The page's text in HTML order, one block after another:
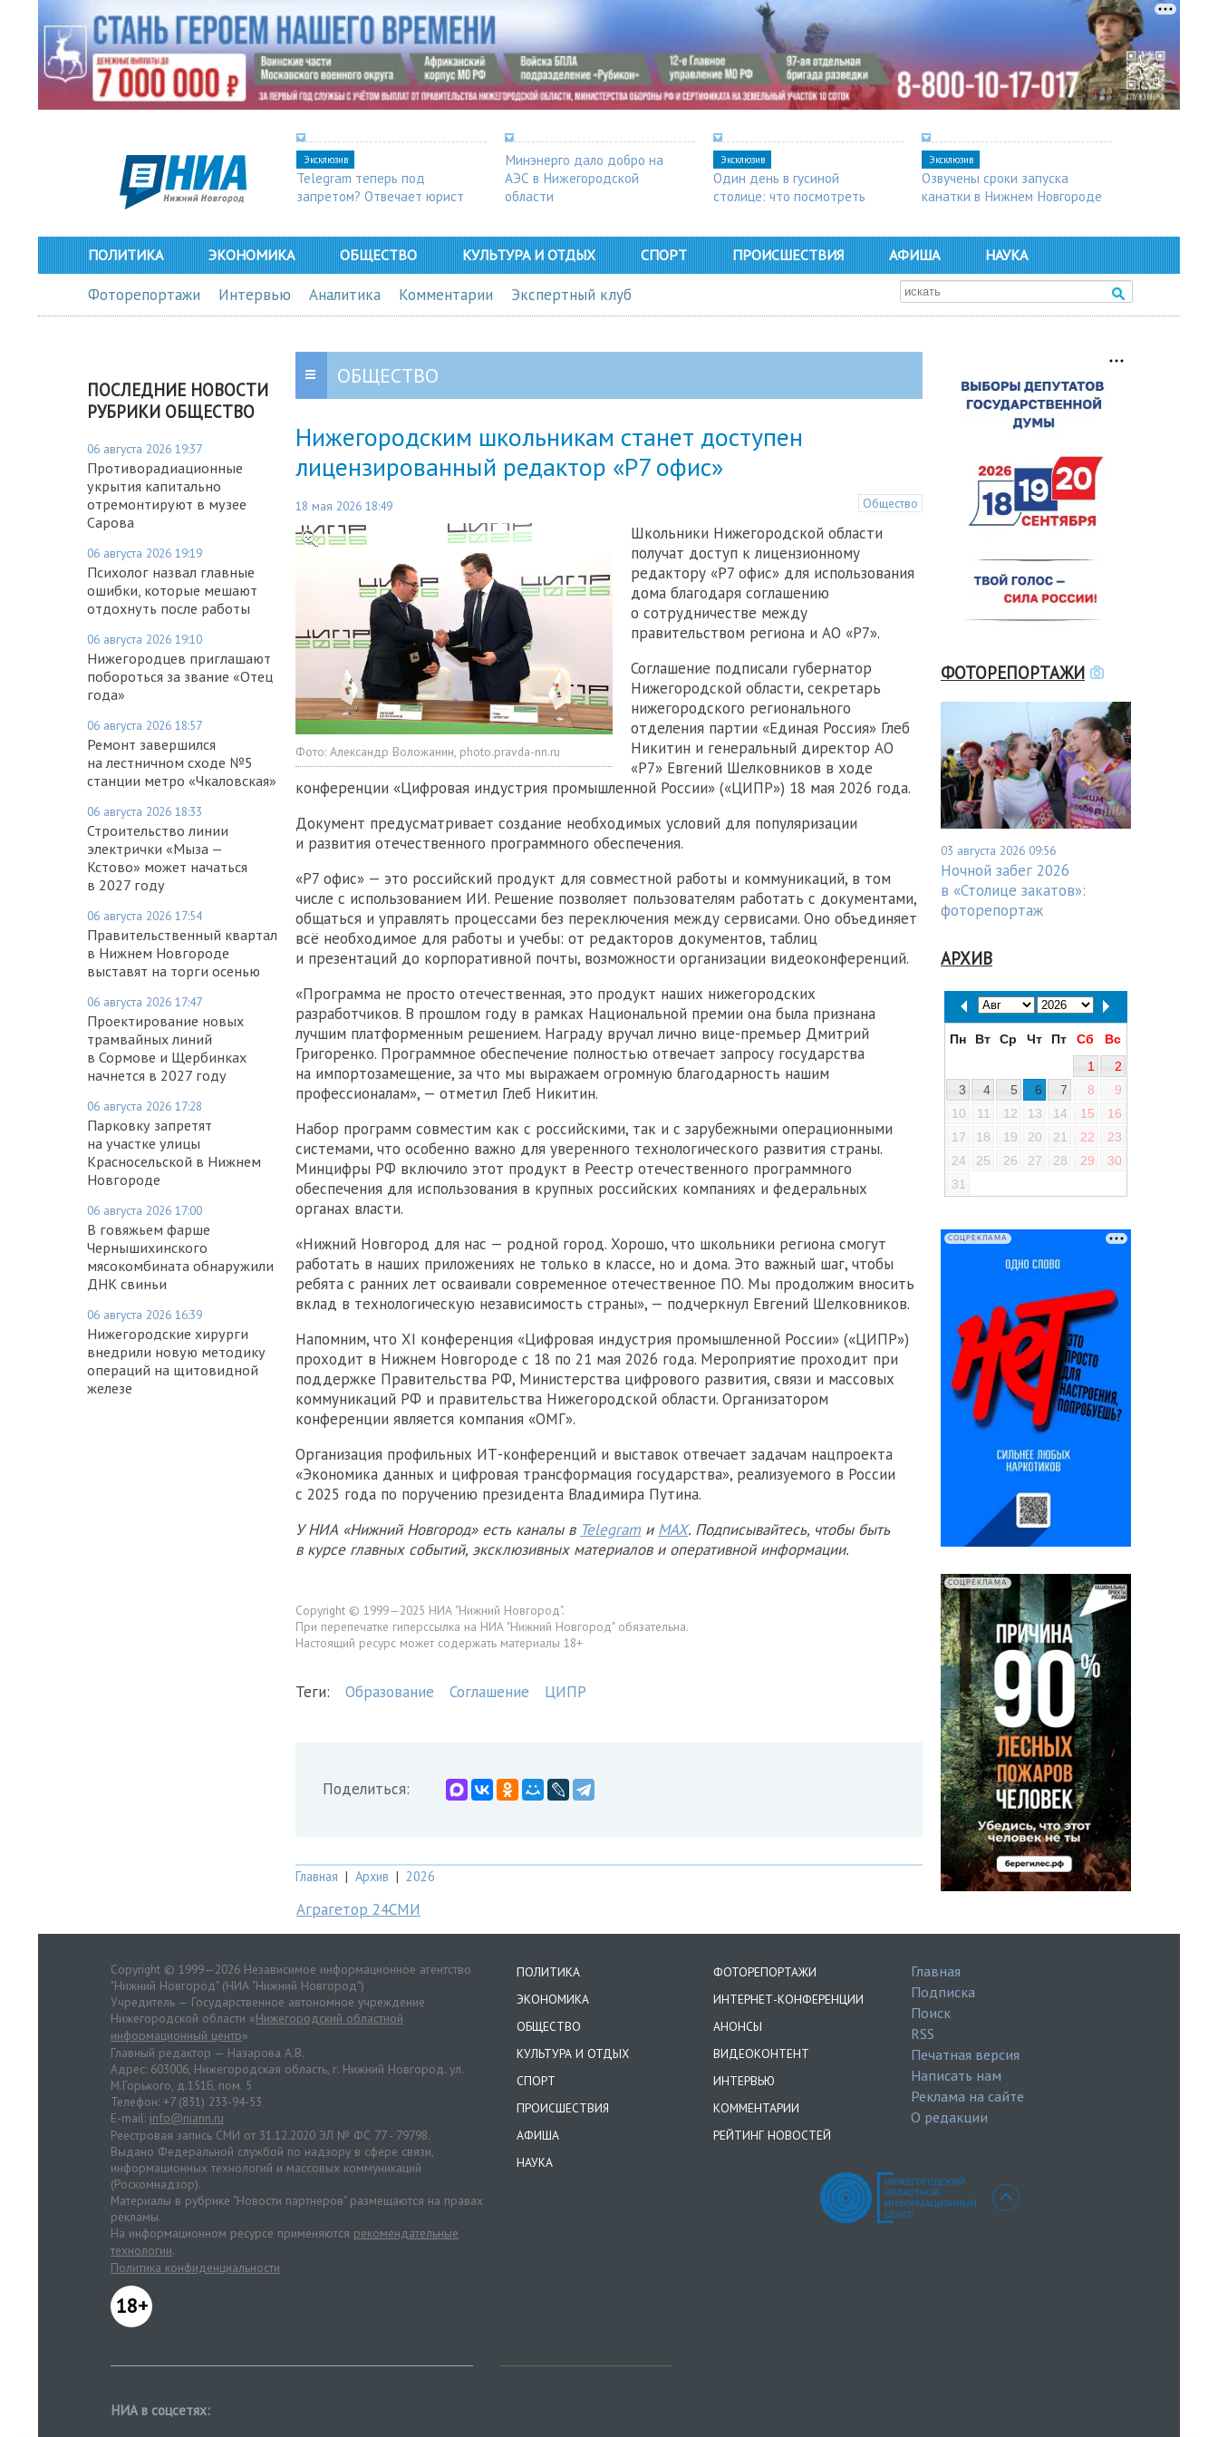
Эксклюзив
Telegram теперь под
запретом? Отвечает юрист
Минэнерго дало добро на
АЭС в Нижегородской
области
Эксклюзив
Один день в гусиной
столице: что посмотреть
Эксклюзив
Озвучены сроки запуска
канатки в Нижнем Новгороде
ПОЛИТИКА ЭКОНОМИКА ОБЩЕСТВО КУЛЬТУРА И ОТДЫХ СПОРТ ПРОИСШЕСТВИЯ АФИША НАУКА
Фоторепортажи Интервью Аналитика Комментарии Экспертный клуб
ПОСЛЕДНИЕ НОВОСТИ
РУБРИКИ ОБЩЕСТВО
06 августа 2026 19:37
Противорадиационные
укрытия капитально
отремонтируют в музее
Сарова
06 августа 2026 19:19
Психолог назвал главные
ошибки, которые мешают
отдохнуть после работы
06 августа 2026 19:10
Нижегородцев приглашают
побороться за звание «Отец
года»
06 августа 2026 18:57
Ремонт завершился
на лестничном сходе №5
станции метро «Чкаловская»
06 августа 2026 18:33
Строительство линии
электрички «Мыза —
Кстово» может начаться
в 2027 году
06 августа 2026 17:54
Правительственный квартал
в Нижнем Новгороде
выставят на торги осенью
06 августа 2026 17:47
Проектирование новых
трамвайных линий
в Сормове и Щербинках
начнется в 2027 году
06 августа 2026 17:28
Парковку запретят
на участке улицы
Красносельской в Нижнем
Новгороде
06 августа 2026 17:00
В говяжьем фарше
Чернышихинского
мясокомбината обнаружили
ДНК свиньи
06 августа 2026 16:39
Нижегородские хирурги
внедрили новую методику
операций на щитовидной
железе
ОБЩЕСТВО
Нижегородским школьникам станет доступен
лицензированный редактор «Р7 офис»
18 мая 2026 18:49 Общество
Фото: Александр Воложанин, photo.pravda-nn.ru
Школьники Нижегородской области
получат доступ к лицензионному
редактору «Р7 офис» для использования
дома благодаря соглашению
о сотрудничестве между
правительством региона и АО «Р7».
Соглашение подписали губернатор
Нижегородской области, секретарь
нижегородского регионального
отделения партии «Единая Россия» Глеб
Никитин и генеральный директор АО
«Р7» Евгений Шелковников в ходе
конференции «Цифровая индустрия промышленной России» («ЦИПР») 18 мая 2026 года.
Документ предусматривает создание необходимых условий для популяризации
и развития отечественного программного обеспечения.
«Р7 офис» — это российский продукт для совместной работы и коммуникаций, в том
числе с использованием ИИ. Решение позволяет пользователям работать с документами,
общаться и управлять процессами без переключения между сервисами. Оно объединяет
всё необходимое для работы и учебы: от редакторов документов, таблиц
и презентаций до корпоративной почты, возможности организации видеоконференций.
«Программа не просто отечественная, это продукт наших нижегородских
разработчиков. В прошлом году в рамках Национальной премии она была признана
лучшим платформенным решением. Награду вручал лично вице-премьер Дмитрий
Григоренко. Программное обеспечение полностью отвечает запросу государства
на импортозамещение, за что мы выражаем огромную благодарность нашим
профессионалам», — отметил Глеб Никитин.
Набор программ совместим как с российскими, так и с зарубежными операционными
системами, что особенно важно для уверенного технологического развития страны.
Минцифры РФ включило этот продукт в Реестр отечественного программного
обеспечения для использования в крупных российских компаниях и федеральных
органах власти.
«Нижний Новгород для нас — родной город. Хорошо, что школьники региона смогут
работать в наших приложениях не только в классе, но и дома. Это важный шаг, чтобы
ребята с ранних лет осваивали современное отечественное ПО. Мы продолжим вносить
вклад в технологическую независимость страны», — подчеркнул Евгений Шелковников.
Напомним, что XI конференция «Цифровая индустрия промышленной России» («ЦИПР»)
проходит в Нижнем Новгороде с 18 по 21 мая 2026 года. Мероприятие проходит при
поддержке Правительства РФ, Министерства цифрового развития, связи и массовых
коммуникаций РФ и правительства Нижегородской области. Организатором
конференции является компания «ОМГ».
Организация профильных ИТ-конференций и выставок отвечает задачам нацпроекта
«Экономика данных и цифровая трансформация государства», реализуемого в России
с 2025 года по поручению президента Владимира Путина.
У НИА «Нижний Новгород» есть каналы в Telegram и MAX. Подписывайтесь, чтобы быть
в курсе главных событий, эксклюзивных материалов и оперативной информации.
Copyright © 1999—2025 НИА "Нижний Новгород".
При перепечатке гиперссылка на НИА "Нижний Новгород" обязательна.
Настоящий ресурс может содержать материалы 18+
Теги: Образование Соглашение ЦИПР
Поделиться:
Главная | Архив | 2026
Аграгетор 24СМИ
ФОТОРЕПОРТАЖИ
03 августа 2026 09:56
Ночной забег 2026
в «Столице закатов»:
фоторепортаж
АРХИВ
Пн Вт Ср Чт Пт Сб
Вс
1
2
3
4 5 6 7 8
9
10
11 12 13 14 15
16
17
18 19 20 21 22
23
24
25 26 27 28 29
30
31
СОЦРЕКЛАМА
СОЦРЕКЛАМА
Copyright © 1999—2026 Независимое информационное агентство
"Нижний Новгород" (НИА "Нижний Новгород")
Учредитель — Государственное автономное учреждение
Нижегородской области «Нижегородский областной
информационный центр»
Главный редактор — Назарова А.В.
Адрес: 603006, Нижегородская область, г. Нижний Новгород. ул.
М.Горького, д.151Б, пом. 5
Телефон: +7 (831) 233-94-53
E-mail: info@niann.ru
Реестровая запись СМИ от 31.12.2020 ЭЛ № ФС 77 - 79798.
Выдано Федеральной службой по надзору в сфере связи,
информационных технологий и массовых коммуникаций
(Роскомнадзор).
Материалы в рубрике "Новости партнеров" размещаются на правах
рекламы.
На информационном ресурсе применяются рекомендательные
технологии.
Политика конфиденциальности
18+
ПОЛИТИКА
ЭКОНОМИКА
ОБЩЕСТВО
КУЛЬТУРА И ОТДЫХ
СПОРТ
ПРОИСШЕСТВИЯ
АФИША
НАУКА
ФОТОРЕПОРТАЖИ
ИНТЕРНЕТ-КОНФЕРЕНЦИИ
АНОНСЫ
ВИДЕОКОНТЕНТ
ИНТЕРВЬЮ
КОММЕНТАРИИ
РЕЙТИНГ НОВОСТЕЙ
Главная
Подписка
Поиск
RSS
Печатная версия
Написать нам
Реклама на сайте
О редакции
НИА в соцсетях: